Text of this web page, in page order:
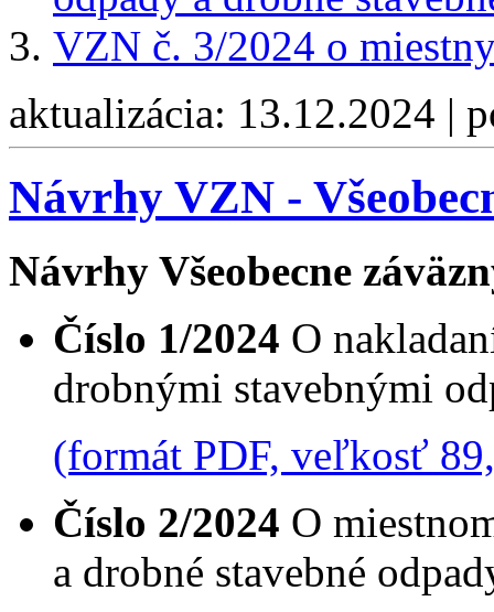
VZN č. 3/2024 o
aktualizácia: 13.12.2024 |
Návrhy VZN -
Návrhy Všeobecne
Číslo 1/2024 O
drobnými stavebnými
(formát PDF, veľkosť
Číslo 2/2024 O
a drobné stavebné